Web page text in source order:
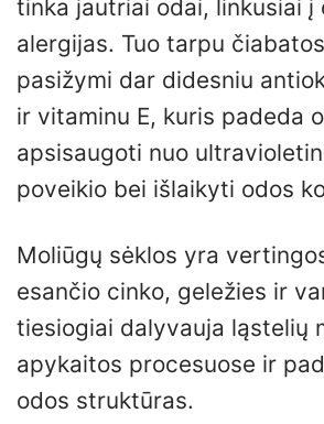
tinka jautriai odai, linkusiai į
alergijas. Tuo tarpu
pasižymi dar didesniu
ir vitaminu E, kuris padeda
apsisaugoti nuo
poveikio bei išlaikyti odos
Moliūgų sėklos yra
esančio cinko, geležies ir
tiesiogiai dalyvauja ląstelių
apykaitos procesuose ir
odos struktūras.